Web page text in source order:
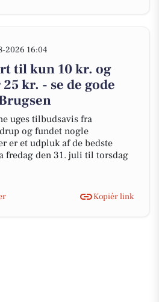
2026 16:04
til kun 10 kr. og
kr. - se de gode
uges tilbudsavis fra
og fundet nogle
er et udpluk af de bedste
fredag den 31. juli til torsdag
Kopiér link